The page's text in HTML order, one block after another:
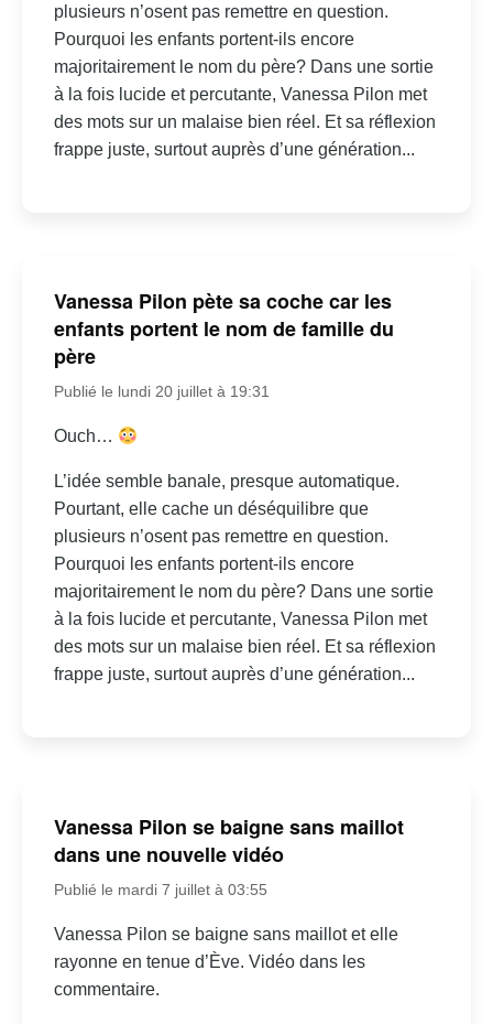
plusieurs n’osent pas remettre en question.
Pourquoi les enfants portent-ils encore
majoritairement le nom du père? Dans une sortie
à la fois lucide et percutante, Vanessa Pilon met
des mots sur un malaise bien réel. Et sa réflexion
frappe juste, surtout auprès d’une génération...
Vanessa Pilon pète sa coche car les
enfants portent le nom de famille du
père
Publié le lundi 20 juillet à 19:31
Ouch…
L’idée semble banale, presque automatique.
Pourtant, elle cache un déséquilibre que
plusieurs n’osent pas remettre en question.
Pourquoi les enfants portent-ils encore
majoritairement le nom du père? Dans une sortie
à la fois lucide et percutante, Vanessa Pilon met
des mots sur un malaise bien réel. Et sa réflexion
frappe juste, surtout auprès d’une génération...
Vanessa Pilon se baigne sans maillot
dans une nouvelle vidéo
Publié le mardi 7 juillet à 03:55
Vanessa Pilon se baigne sans maillot et elle
rayonne en tenue d’Ève. Vidéo dans les
commentaire.